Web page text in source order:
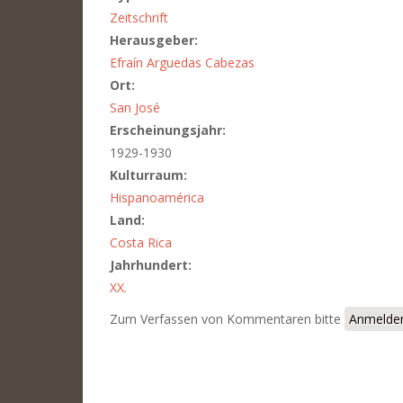
Zeitschrift
Herausgeber:
Efraín Arguedas Cabezas
Ort:
San José
Erscheinungsjahr:
1929-1930
Kulturraum:
Hispanoamérica
Land:
Costa Rica
Jahrhundert:
XX.
Zum Verfassen von Kommentaren bitte